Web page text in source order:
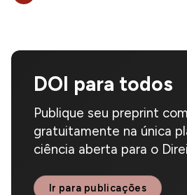
DOI para todos
Publique seu preprint
gratuitamente na única
ciência aberta para o
Ir para publicações